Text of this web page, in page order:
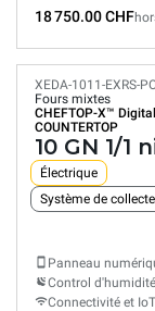
18 750.00 CHF
XEDA-1011-EXRS-
Fours mixtes
CHEFTOP-X™
COUNTERTOP
10 GN 1/1
Électrique
Système de
Panneau
Control d'humidité
Connectivité et IoT